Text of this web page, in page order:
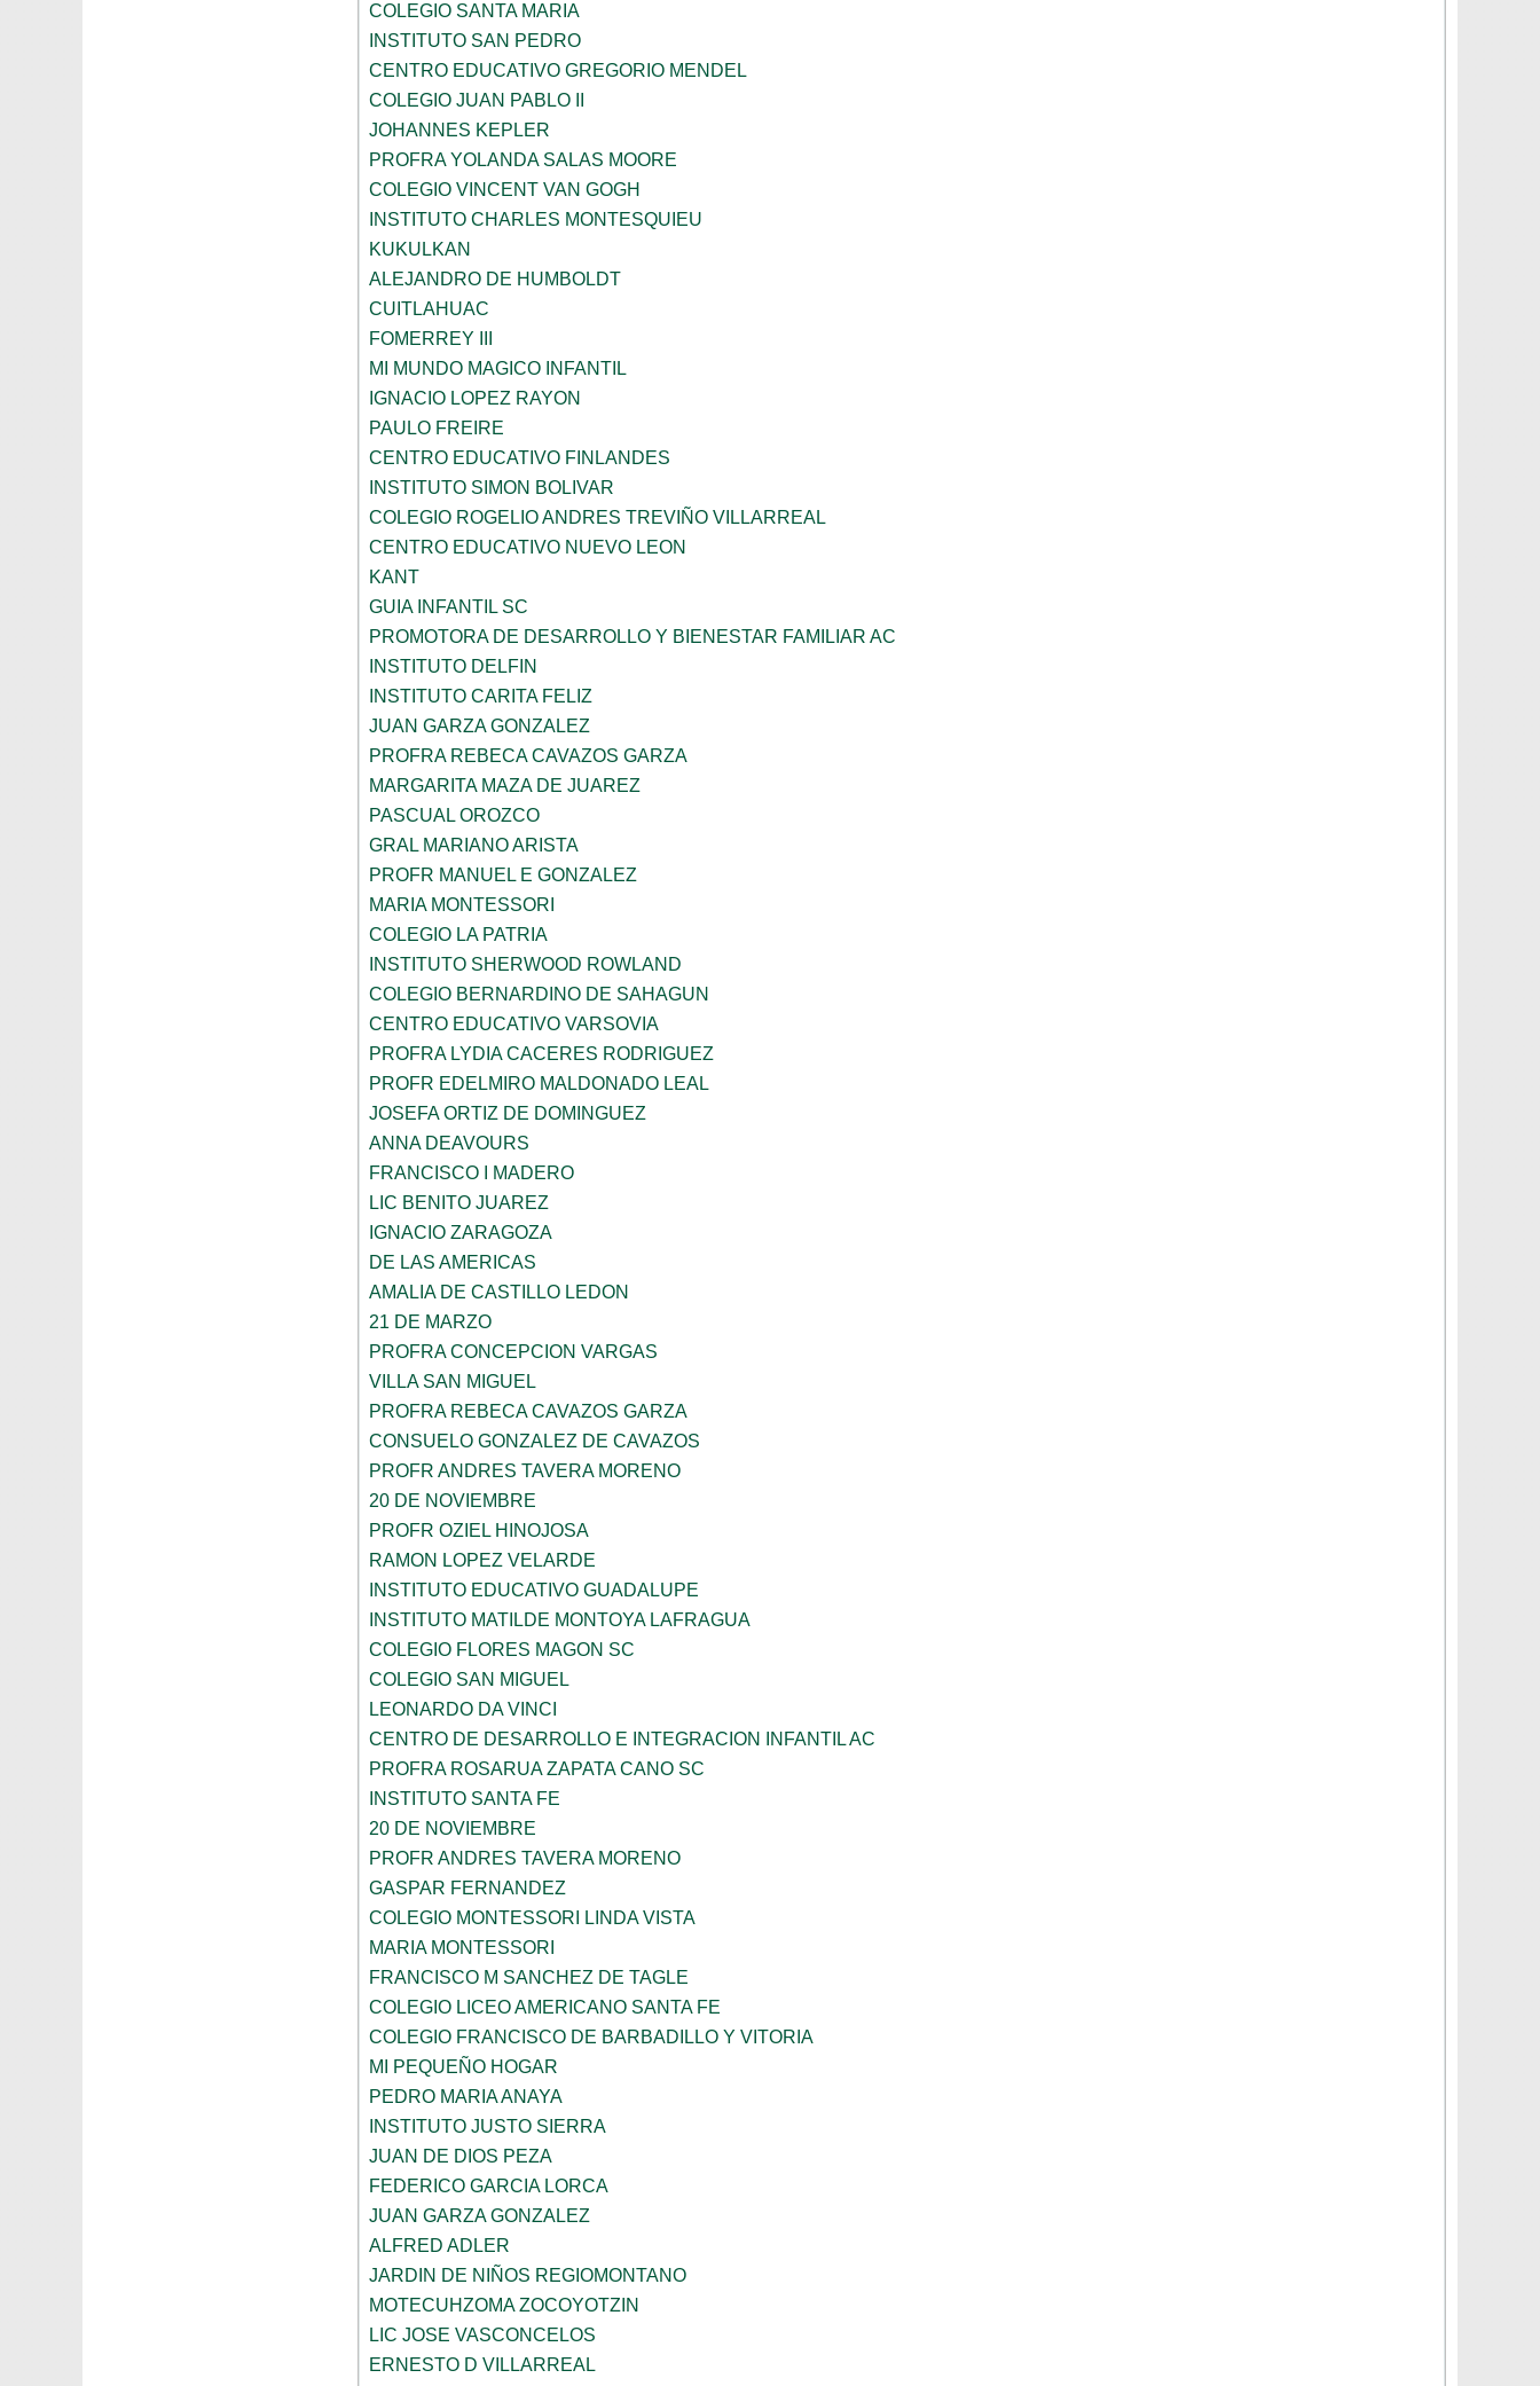
COLEGIO SANTA MARIA
INSTITUTO SAN PEDRO
CENTRO EDUCATIVO GREGORIO MENDEL
COLEGIO JUAN PABLO II
JOHANNES KEPLER
PROFRA YOLANDA SALAS MOORE
COLEGIO VINCENT VAN GOGH
INSTITUTO CHARLES MONTESQUIEU
KUKULKAN
ALEJANDRO DE HUMBOLDT
CUITLAHUAC
FOMERREY III
MI MUNDO MAGICO INFANTIL
IGNACIO LOPEZ RAYON
PAULO FREIRE
CENTRO EDUCATIVO FINLANDES
INSTITUTO SIMON BOLIVAR
COLEGIO ROGELIO ANDRES TREVIÑO VILLARREAL
CENTRO EDUCATIVO NUEVO LEON
KANT
GUIA INFANTIL SC
PROMOTORA DE DESARROLLO Y BIENESTAR FAMILIAR AC
INSTITUTO DELFIN
INSTITUTO CARITA FELIZ
JUAN GARZA GONZALEZ
PROFRA REBECA CAVAZOS GARZA
MARGARITA MAZA DE JUAREZ
PASCUAL OROZCO
GRAL MARIANO ARISTA
PROFR MANUEL E GONZALEZ
MARIA MONTESSORI
COLEGIO LA PATRIA
INSTITUTO SHERWOOD ROWLAND
COLEGIO BERNARDINO DE SAHAGUN
CENTRO EDUCATIVO VARSOVIA
PROFRA LYDIA CACERES RODRIGUEZ
PROFR EDELMIRO MALDONADO LEAL
JOSEFA ORTIZ DE DOMINGUEZ
ANNA DEAVOURS
FRANCISCO I MADERO
LIC BENITO JUAREZ
IGNACIO ZARAGOZA
DE LAS AMERICAS
AMALIA DE CASTILLO LEDON
21 DE MARZO
PROFRA CONCEPCION VARGAS
VILLA SAN MIGUEL
PROFRA REBECA CAVAZOS GARZA
CONSUELO GONZALEZ DE CAVAZOS
PROFR ANDRES TAVERA MORENO
20 DE NOVIEMBRE
PROFR OZIEL HINOJOSA
RAMON LOPEZ VELARDE
INSTITUTO EDUCATIVO GUADALUPE
INSTITUTO MATILDE MONTOYA LAFRAGUA
COLEGIO FLORES MAGON SC
COLEGIO SAN MIGUEL
LEONARDO DA VINCI
CENTRO DE DESARROLLO E INTEGRACION INFANTIL AC
PROFRA ROSARUA ZAPATA CANO SC
INSTITUTO SANTA FE
20 DE NOVIEMBRE
PROFR ANDRES TAVERA MORENO
GASPAR FERNANDEZ
COLEGIO MONTESSORI LINDA VISTA
MARIA MONTESSORI
FRANCISCO M SANCHEZ DE TAGLE
COLEGIO LICEO AMERICANO SANTA FE
COLEGIO FRANCISCO DE BARBADILLO Y VITORIA
MI PEQUEÑO HOGAR
PEDRO MARIA ANAYA
INSTITUTO JUSTO SIERRA
JUAN DE DIOS PEZA
FEDERICO GARCIA LORCA
JUAN GARZA GONZALEZ
ALFRED ADLER
JARDIN DE NIÑOS REGIOMONTANO
MOTECUHZOMA ZOCOYOTZIN
LIC JOSE VASCONCELOS
ERNESTO D VILLARREAL